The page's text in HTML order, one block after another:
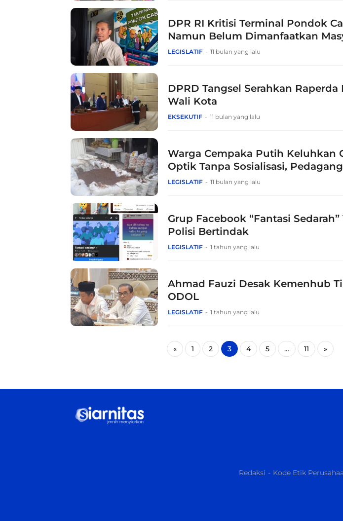
DPR RI Kritisi Terminal Pondok
Namun Belum Dimanfaatkan
LEGISLATIF 11 bulan yang lalu
DPRD Tangsel Serahkan Raperda
Wali Kota
EKSEKUTIF 11 bulan yang lalu
Warga Cempaka Putih Keluhkan
Optik Tanpa Sosialisasi,
LEGISLATIF 11 bulan yang lalu
Grup Facebook “Fantasi
Polisi Bertindak
LEGISLATIF 1 tahun yang lalu
Ahmad Fauzi Desak Kemenhub
ODOL
LEGISLATIF 1 tahun yang lalu
« 1 2 3 4 5 … 11 »
Redaksi Kode Etik